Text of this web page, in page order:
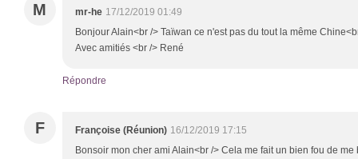
M mr-he 17/12/2019 01:49
Bonjour Alain<br /> Taïwan ce n'est pas du tout la même
Avec amitiés <br /> René
Répondre
F Françoise (Réunion) 16/12/2019 17:15
Bonsoir mon cher ami Alain<br /> Cela me fait un bien fou de